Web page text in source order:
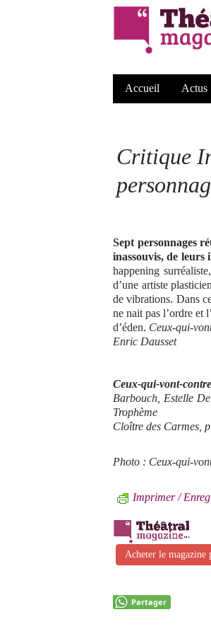
Accueil Actus
Critique
Sept personnages
inassouvis, de leurs
happening
d’une artiste
de vibrations. Dans
ne nait pas l’ordre et
d’éden. Ceux-qui-
Enric Dausset
Ceux-qui-vont-
Barbouch, Estelle
Trophème
Cloître des Carmes,
Photo : Ceux-qui-
Imprimer /
Acheter le magazine
Partager